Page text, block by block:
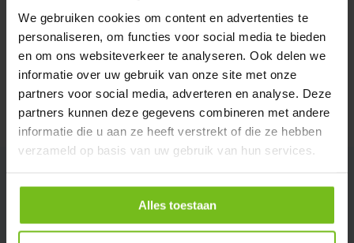
We gebruiken cookies om content en advertenties te
personaliseren, om functies voor social media te bieden
en om ons websiteverkeer te analyseren. Ook delen we
informatie over uw gebruik van onze site met onze
partners voor social media, adverteren en analyse. Deze
partners kunnen deze gegevens combineren met andere
informatie die u aan ze heeft verstrekt of die ze hebben
verzameld op basis van uw gebruik van hun services.
Alles toestaan
Spécifications
Évaluations
Partager